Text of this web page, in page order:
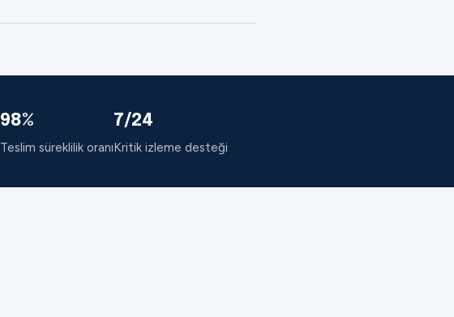
98%
Teslim süreklilik oranı
7/24
Kritik izleme desteği